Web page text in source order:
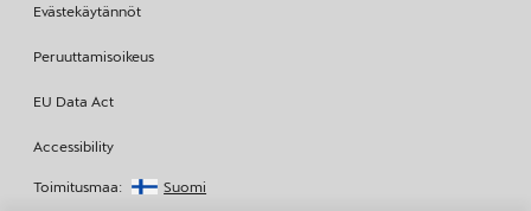
Evästekäytännöt
Peruuttamisoikeus
EU Data Act
Accessibility
Toimitusmaa: Suomi